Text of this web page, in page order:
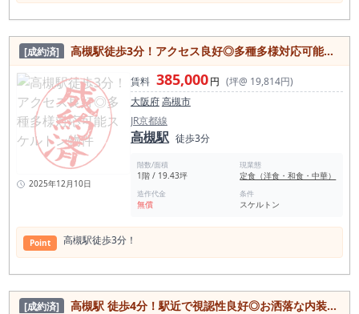
[成約済] ⾼槻駅徒歩3分！アクセス良好◎多種多様対応可能スケルトン物件
2025年12月10日
賃料 385,000円 (坪@ 19,814円)
大阪府高槻市
JR京都線
高槻駅 徒歩3分
階数/面積
1階 / 19.43坪
現業態
定食（洋食・和食・中華）
造作代金
無償
条件
スケルトン
Point ⾼槻駅徒歩3分！
[成約済] ⾼槻駅 徒歩4分！駅近で視認性良好◎お洒落な内装カウンター付き居抜き物件